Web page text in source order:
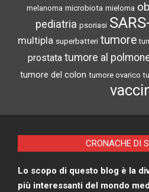
melanoma microbiota mieloma
pediatria psoriasi
multipla superbatteri tumore
prostata tumore al
tumore del colon tumore ovarico
CRONACHE DI
Lo scopo di questo blog è la
più interessanti del mondo